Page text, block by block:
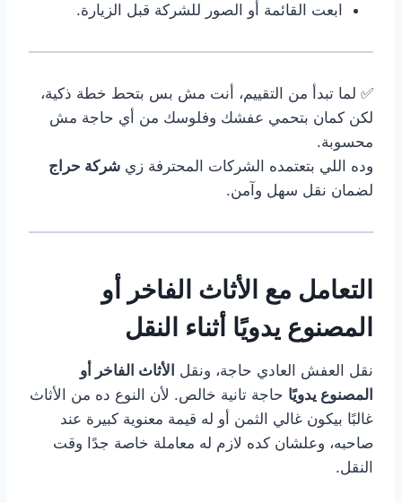
ابعت القائمة أو الصور للشركة قبل الزيارة.
✅ لما تبدأ من التقييم، أنت مش بس بتحط خطة ذكية،
لكن كمان بتحمي عفشك وفلوسك من أي حاجة مش
محسوبة.
وده اللي بتعتمده الشركات المحترفة زي شركة حراج
لضمان نقل سهل وآمن.
التعامل مع الأثاث الفاخر أو
المصنوع يدويًا أثناء النقل
نقل العفش العادي حاجة، ونقل الأثاث الفاخر أو
المصنوع يدويًا حاجة تانية خالص. لأن النوع ده من الأثاث
غالبًا بيكون غالي الثمن أو له قيمة معنوية كبيرة عند
صاحبه، وعلشان كده لازم له معاملة خاصة جدًا وقت
النقل.